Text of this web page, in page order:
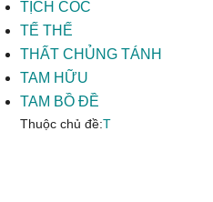
TỊCH CỐC
TẾ THẾ
THẤT CHỦNG TÁNH
TAM HỮU
TAM BỒ ĐỀ
Thuộc chủ đề:T